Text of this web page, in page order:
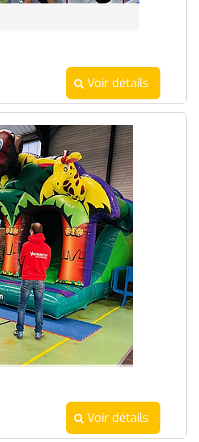
Voir détails
Voir détails